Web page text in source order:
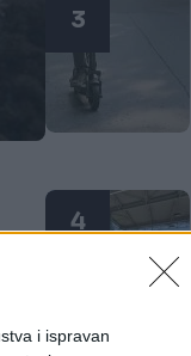
i ispravan
3
4